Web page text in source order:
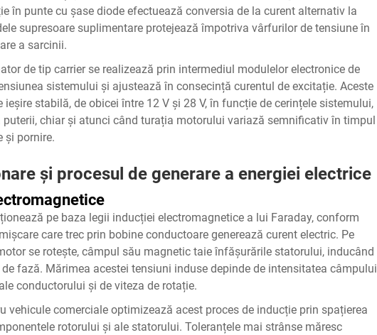
în punte cu șase diode efectuează conversia de la curent alternativ la
supresoare suplimentare protejează împotriva vârfurilor de tensiune în
a sarcinii.
de tip carrier se realizează prin intermediul modulelor electronice de
sistemului și ajustează în consecință curentul de excitație. Aceste
stabilă, de obicei între 12 V și 28 V, în funcție de cerințele sistemului,
chiar și atunci când turația motorului variază semnificativ în timpul
și pornire.
și procesul de generare a energiei electrice
pe baza legii inducției electromagnetice a lui Faraday, conform
care trec prin bobine conductoare generează curent electric. Pe
se rotește, câmpul său magnetic taie înfășurările statorului, inducând
fază. Mărimea acestei tensiuni induse depinde de intensitatea câmpului
conductorului și de viteza de rotație.
vehicule comerciale optimizează acest proces de inducție prin spațierea
rotorului și ale statorului. Toleranțele mai strânse măresc